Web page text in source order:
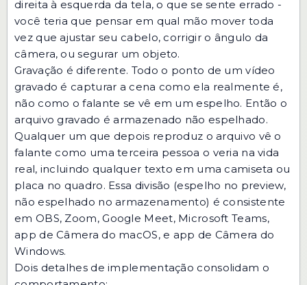
direita à esquerda da tela, o que se sente errado -
você teria que pensar em qual mão mover toda
vez que ajustar seu cabelo, corrigir o ângulo da
câmera, ou segurar um objeto.
Gravação é diferente. Todo o ponto de um vídeo
gravado é capturar a cena como ela realmente é,
não como o falante se vê em um espelho. Então o
arquivo gravado é armazenado não espelhado.
Qualquer um que depois reproduz o arquivo vê o
falante como uma terceira pessoa o veria na vida
real, incluindo qualquer texto em uma camiseta ou
placa no quadro. Essa divisão (espelho no preview,
não espelhado no armazenamento) é consistente
em OBS, Zoom, Google Meet, Microsoft Teams,
app de Câmera do macOS, e app de Câmera do
Windows.
Dois detalhes de implementação consolidam o